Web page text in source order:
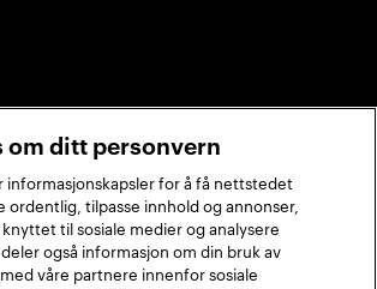
LinkedInTikTok
om ditt personvern
informasjonskapsler for å få nettstedet
ordentlig, tilpasse innhold og annonser,
til sosiale medier og analysere
også informasjon om din bruk av
våre partnere innenfor sosiale